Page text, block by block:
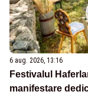
6 aug. 2026, 13:16
Festivalul
manifestare